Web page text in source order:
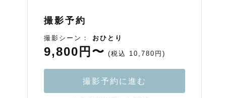
撮影予約
撮影シーン： おひとり
9,800円〜 (税込 10,780円)
撮影予約に進む